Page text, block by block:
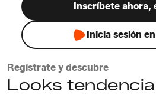
Inscríbete ahora,
Inicia sesión
Regístrate y descubre
Looks